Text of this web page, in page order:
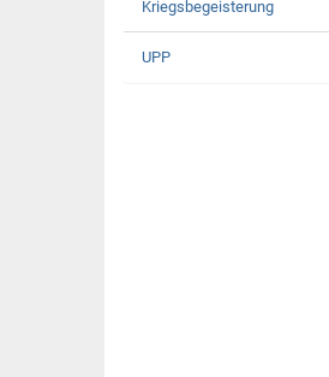
Kriegsbegeisterung
UPP